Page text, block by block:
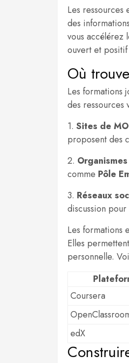
Les
des
vous accélérez
ouvert et
Où
Les formations
des
1. Sites de
proposent des
2.
comme Pôle
3. Réseaux
discussion
Les formations
Elles
personnelle.
Coursera
edX